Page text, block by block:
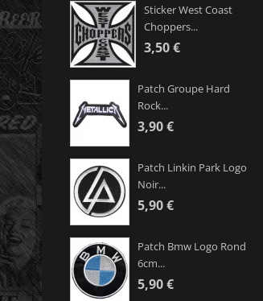
Sticker West Coast
Choppers...
3,50 €
Patch Groupe Hard
Rock...
3,90 €
Patch Linkin Park Logo
Noir...
5,90 €
Patch Bmw Logo Rond
6cm...
5,90 €